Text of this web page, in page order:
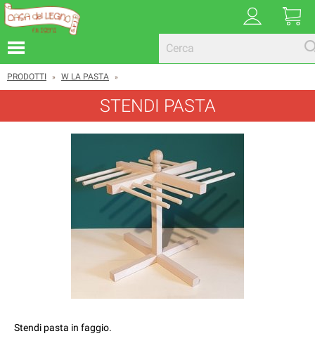
PRODOTTI » W LA PASTA »
STENDI PASTA
Stendi pasta in faggio.